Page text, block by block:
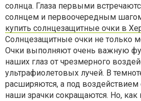
солнца. Глаза первыми
солнцем и первоочередным
купить солнцезащитные очки в
Солнцезащитные очки не только
Очки выполняют очень важную
наших глаз от чрезмерного
ультрафиолетовых лучей. В
расширяются, а под воздействием
наши зрачки сокращаются. Но, как